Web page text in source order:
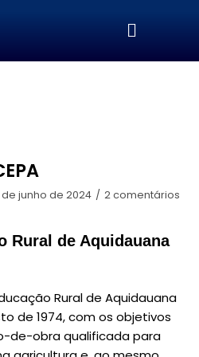
de junho de 2024 2 comentários
Rural de Aquidauana
Rural de Aquidauana
de 1974, com os objetivos
de-obra qualificada para